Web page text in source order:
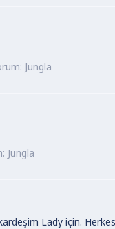
Jungla
Jungla
Lady için.